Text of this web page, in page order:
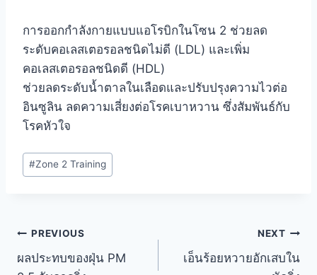
การออกกำลังกายแบบแอโรบิกในโซน 2 ช่วยลด
ระดับคอเลสเตอรอลชนิดไม่ดี (LDL) และเพิ่ม
คอเลสเตอรอลชนิดดี (HDL)
ช่วยลดระดับน้ำตาลในเลือดและปรับปรุงความไวต่อ
อินซูลิน ลดความเสี่ยงต่อโรคเบาหวาน ซึ่งสัมพันธ์กับ
โรคหัวใจ
Post
Tags:
#Zone 2 Training
Post
navigation
PREVIOUS
ผลประทบของฝุ่น PM
NEXT
เอ็นร้อยหวายอักเสบใน